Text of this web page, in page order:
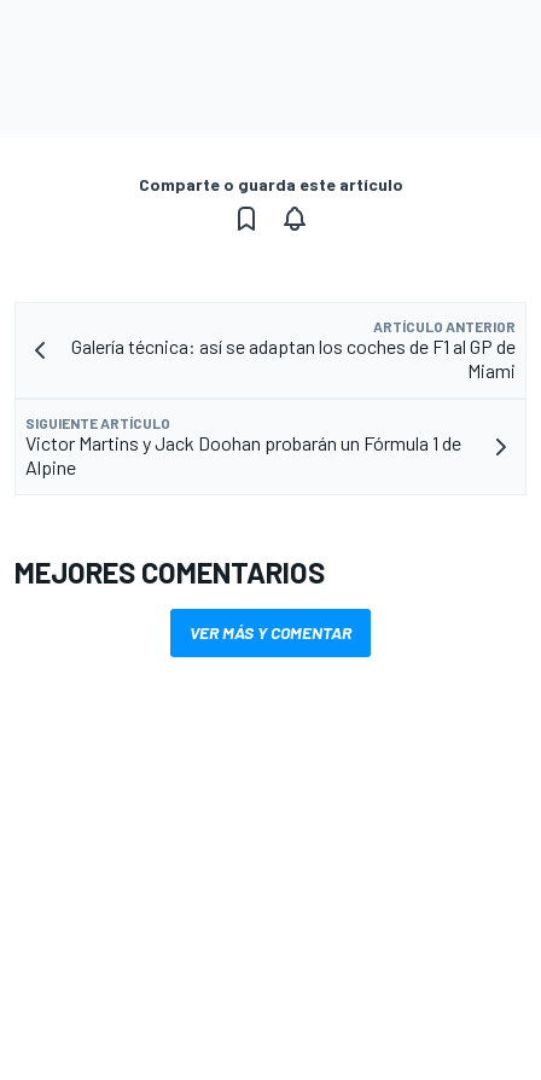
Comparte o guarda este artículo
ARTÍCULO ANTERIOR
Galería técnica: así se adaptan los coches de F1 al GP de
Miami
SIGUIENTE ARTÍCULO
Victor Martins y Jack Doohan probarán un Fórmula 1 de
Alpine
MEJORES COMENTARIOS
VER MÁS Y COMENTAR